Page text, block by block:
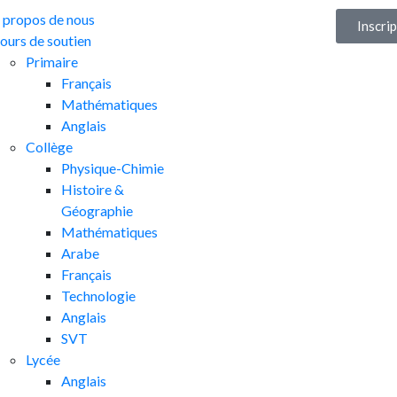
de nous
de soutien
Primaire
Français
Mathématiques
Anglais
Collège
Physique-Chimie
Histoire &
Géographie
Mathématiques
Arabe
Français
Technologie
Anglais
SVT
Lycée
Anglais